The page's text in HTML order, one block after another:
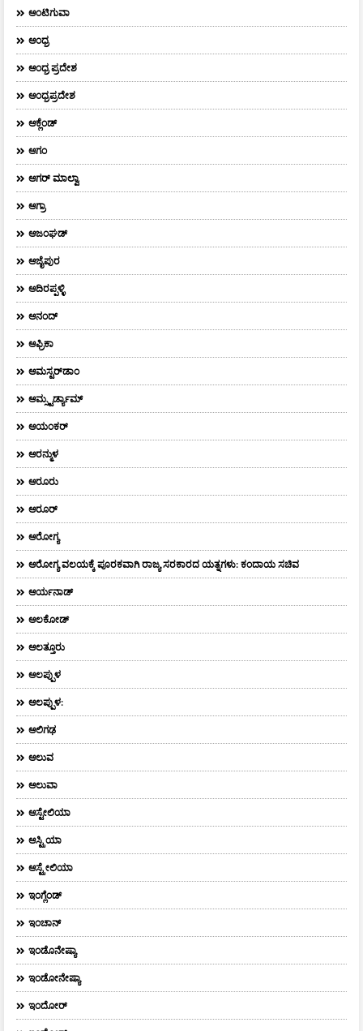
ಆಂಟಿಗುವಾ
ಆಂಧ್ರ
ಆಂಧ್ರ ಪ್ರದೇಶ
ಆಂಧ್ರಪ್ರದೇಶ
ಆಕ್ಲೆಂಡ್
ಆಗಂ
ಆಗರ್‌ ಮಾಲ್ವಾ
ಆಗ್ರಾ
ಆಜಂಘಡ್
ಆಜೈಪುರ
ಆದಿರಪ್ಪಳ್ಳಿ
ಆನಂದ್‌
ಆಫ್ರಿಕಾ
ಆಮಸ್ಟರ್‌ಡಾಂ
ಆಮ್ಸ್ಟರ್ಡ್ಯಾಮ್
ಆಯಂಕರ್
ಆರನ್ಮುಳ
ಆರೂರು
ಆರೂರ್
ಆರೋಗ್ಯ
ಆರೋಗ್ಯ ವಲಯಕ್ಕೆ ಪೂರಕವಾಗಿ ರಾಜ್ಯ ಸರಕಾರದ ಯತ್ನಗಳು: ಕಂದಾಯ ಸಚಿವ
ಆರ್ಯನಾಡ್
ಆಲಕೋಡ್
ಆಲತ್ತೂರು
ಆಲಪ್ಪುಳ
ಆಲಪ್ಪುಳ:
ಆಲಿಗಢ
ಆಲುವ
ಆಲುವಾ
ಆಸ್ಟೇಲಿಯಾ
ಆಸ್ಟ್ರಿಯಾ
ಆಸ್ಟ್ರೇಲಿಯಾ
ಇಂಗ್ಲೆಂಡ್
ಇಂಚಾನ್
ಇಂಡೊನೇಷ್ಯಾ
ಇಂಡೋನೇಷ್ಯಾ
ಇಂದೋರ್